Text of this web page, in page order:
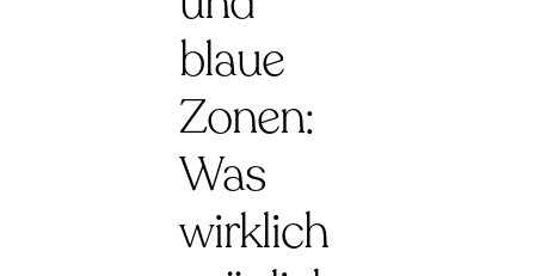
blaue
Zonen:
Was
wirklich